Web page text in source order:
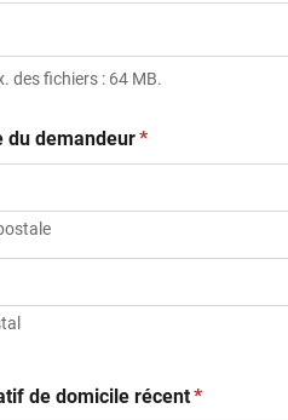
des fichiers : 64 MB.
du demandeur(obligatoire)
*
de domicile récent(obligatoire)
*